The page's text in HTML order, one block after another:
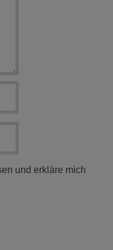
und erkläre mich